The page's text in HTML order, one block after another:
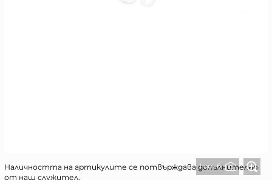
1 от 6
Наличността на артикулите се потвърждава допълнително
от наш служител.